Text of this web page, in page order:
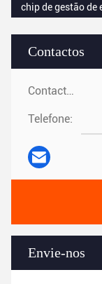
Contactos
Contactos:
Telefone:
Envie-nos
chip de gestão de